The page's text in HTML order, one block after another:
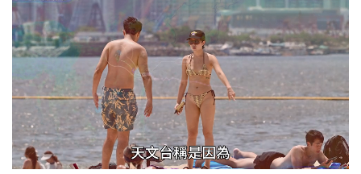
Unmute Loaded:
68.06%